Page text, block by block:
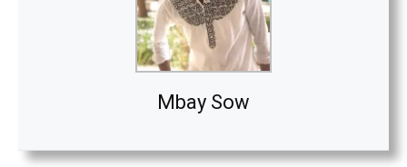
Mbay Sow